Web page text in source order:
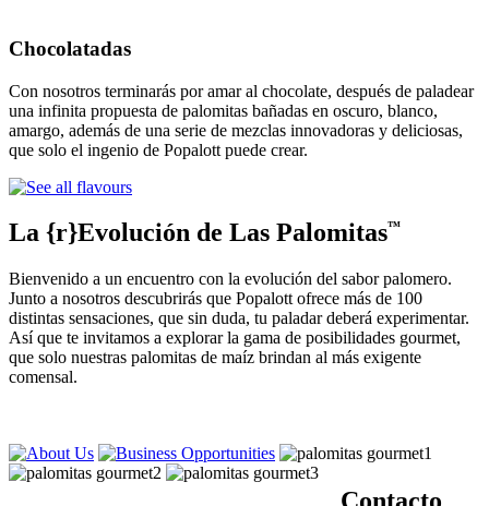
Chocolatadas
Con nosotros terminarás por amar al chocolate, después de paladear
una infinita propuesta de palomitas bañadas en oscuro, blanco,
amargo, además de una serie de mezclas innovadoras y deliciosas,
que solo el ingenio de Popalott puede crear.
La {r}Evolución de Las Palomitas™
Bienvenido a un encuentro con la evolución del sabor palomero.
Junto a nosotros descubrirás que Popalott ofrece más de 100
distintas sensaciones, que sin duda, tu paladar deberá experimentar.
Así que te invitamos a explorar la gama de posibilidades gourmet,
que solo nuestras palomitas de maíz brindan al más exigente
comensal.